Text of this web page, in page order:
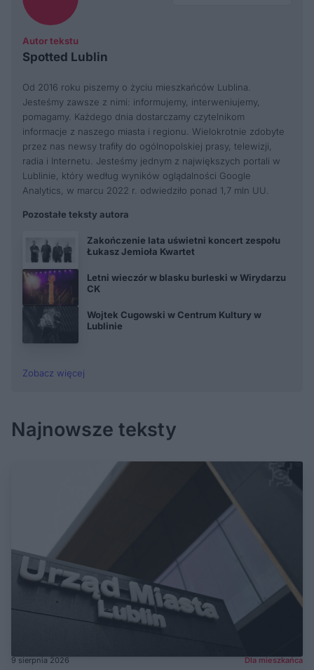
Autor tekstu
Spotted Lublin
Od 2016 roku piszemy o życiu mieszkańców Lublina.
Jesteśmy zawsze z nimi: informujemy, interweniujemy,
pomagamy. Każdego dnia dostarczamy czytelnikom
informacje z naszego miasta i regionu. Wielokrotnie zdobyte
przez nas newsy trafiły do ogólnopolskiej prasy, telewizji,
radia i Internetu. Jesteśmy jednym z największych portali w
Lublinie, który według wyników oglądalności Google
Analytics, w marcu 2022 r. odwiedziło ponad 1,7 mln UU.
Pozostałe teksty autora
Zakończenie lata uświetni koncert zespołu
Łukasz Jemioła Kwartet
Letni wieczór w blasku burleski w Wirydarzu
CK
Wojtek Cugowski w Centrum Kultury w
Lublinie
Zobacz więcej
Najnowsze teksty
9 sierpnia 2026 Dla mieszkańca